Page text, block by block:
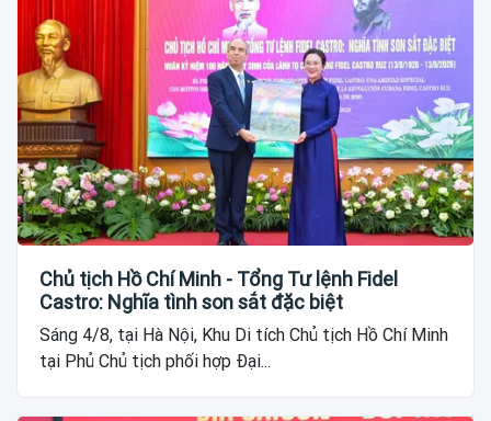
Chủ tịch Hồ Chí Minh - Tổng Tư lệnh Fidel
Castro: Nghĩa tình son sắt đặc biệt
Sáng 4/8, tại Hà Nội, Khu Di tích Chủ tịch Hồ Chí Minh
tại Phủ Chủ tịch phối hợp Đại...